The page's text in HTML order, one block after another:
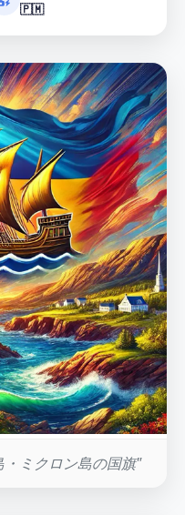
🇵🇲
ミクロン島の国旗"